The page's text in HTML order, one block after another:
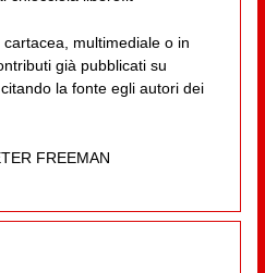
multimediale o in
già pubblicati su
la fonte egli autori dei
FREEMAN